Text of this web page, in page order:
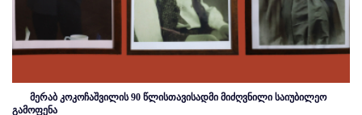
მერაბ კოკოჩაშვილის 90 წლისთავისადმი მიძღვნილი საიუბილეო
გამოფენა